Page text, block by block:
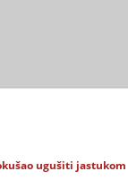
ugušiti jastukom